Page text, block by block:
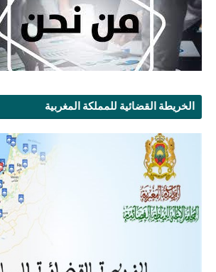
الخريطة القضائية للمملكة المغربية